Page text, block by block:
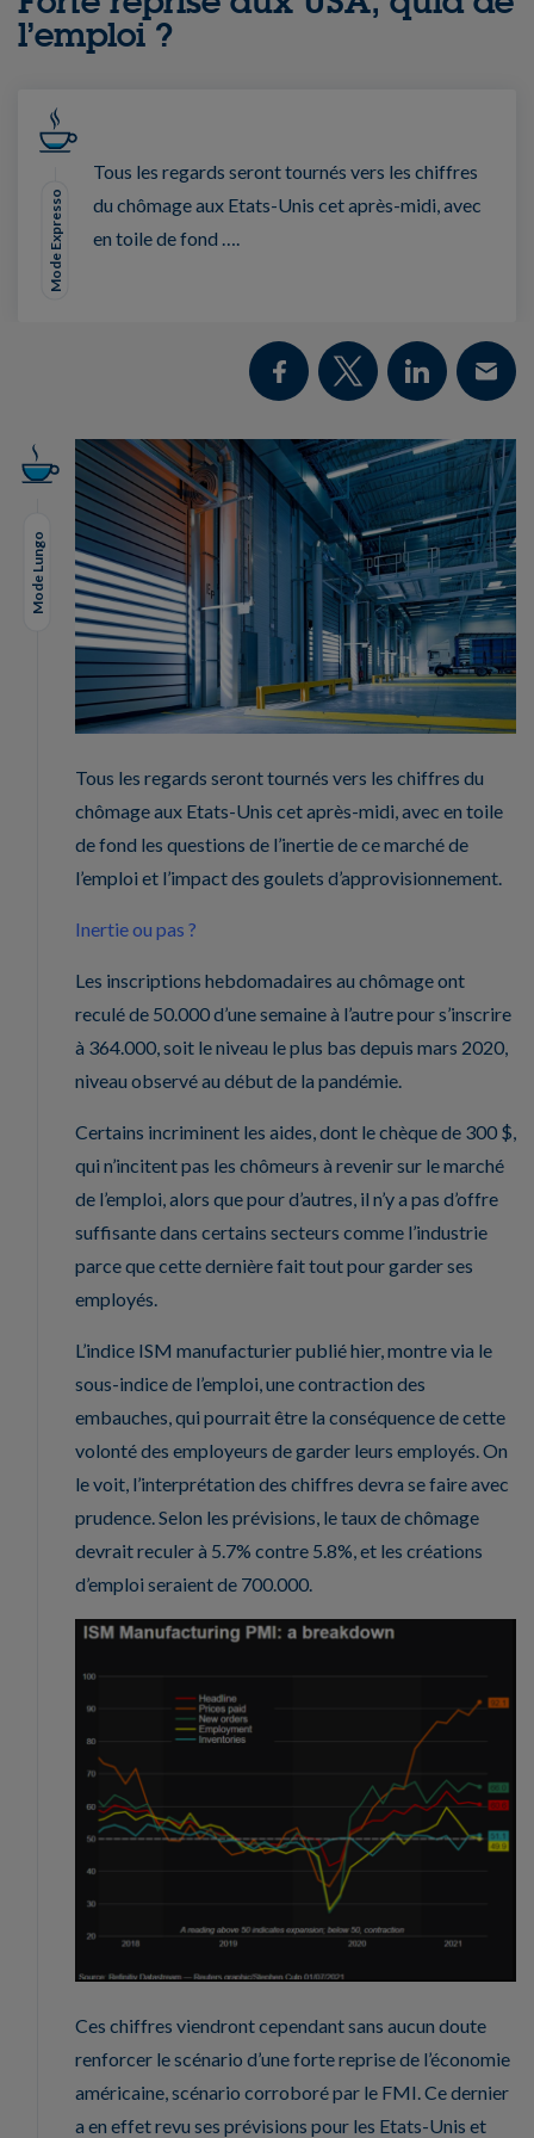
l’emploi ?
Mode Expresso
Tous les regards seront tournés vers les chiffres
du chômage aux Etats-Unis cet après-midi, avec
en toile de fond ….
Mode Lungo
Tous les regards seront tournés vers les chiffres du
chômage aux Etats-Unis cet après-midi, avec en toile
de fond les questions de l’inertie de ce marché de
l’emploi et l’impact des goulets d’approvisionnement.
Inertie ou pas ?
Les inscriptions hebdomadaires au chômage ont
reculé de 50.000 d’une semaine à l’autre pour s’inscrire
à 364.000, soit le niveau le plus bas depuis mars 2020,
niveau observé au début de la pandémie.
Certains incriminent les aides, dont le chèque de 300 $,
qui n’incitent pas les chômeurs à revenir sur le marché
de l’emploi, alors que pour d’autres, il n’y a pas d’offre
suffisante dans certains secteurs comme l’industrie
parce que cette dernière fait tout pour garder ses
employés.
L’indice ISM manufacturier publié hier, montre via le
sous-indice de l’emploi, une contraction des
embauches, qui pourrait être la conséquence de cette
volonté des employeurs de garder leurs employés. On
le voit, l’interprétation des chiffres devra se faire avec
prudence. Selon les prévisions, le taux de chômage
devrait reculer à 5.7% contre 5.8%, et les créations
d’emploi seraient de 700.000.
Ces chiffres viendront cependant sans aucun doute
renforcer le scénario d’une forte reprise de l’économie
américaine, scénario corroboré par le FMI. Ce dernier
a en effet revu ses prévisions pour les Etats-Unis et